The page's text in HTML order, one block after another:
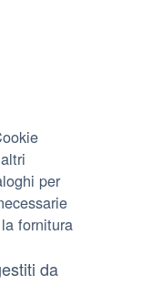
per
fornitura
da